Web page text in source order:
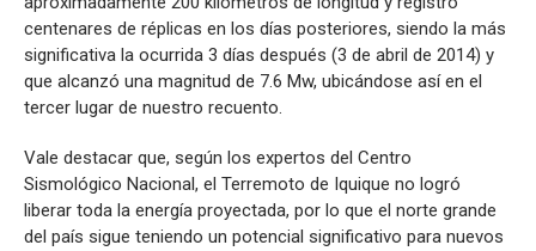
centenares de réplicas en los días posteriores, siendo la más
significativa la ocurrida 3 días después (3 de abril de 2014) y
que alcanzó una magnitud de 7.6 Mw, ubicándose así en el
tercer lugar de nuestro recuento.
Vale destacar que, según los expertos del Centro
Sismológico Nacional, el Terremoto de Iquique no logró
liberar toda la energía proyectada, por lo que el norte grande
del país sigue teniendo un potencial significativo para nuevos